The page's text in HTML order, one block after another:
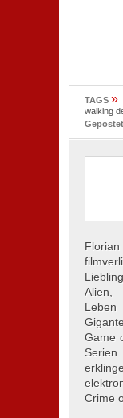
TAGS »
walking
Alien,
Game
Crime